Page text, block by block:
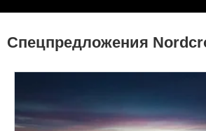
Спецпредложения